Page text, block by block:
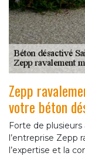
Zepp
votre béton
Forte de
l’entreprise Zepp
l’expertise et la